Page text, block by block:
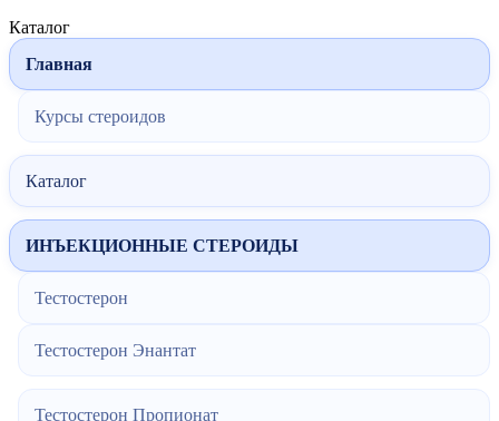
Каталог
Главная
Курсы стероидов
Каталог
ИНЪЕКЦИОННЫЕ СТЕРОИДЫ
Тестостерон
Тестостерон Энантат
Тестостерон Пропионат